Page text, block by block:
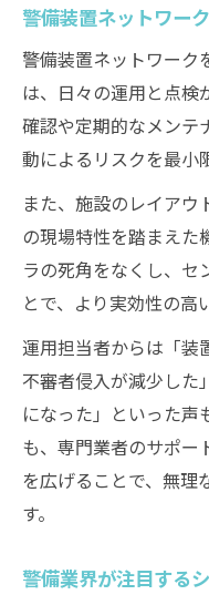
警備装置ネットワー
警備装置ネットワーク
は、日々の運用と点検
確認や定期的なメンテ
動によるリスクを最小
また、施設のレイアウ
の現場特性を踏まえた
ラの死角をなくし、セ
とで、より実効性の高
運用担当者からは「装
不審者侵入が減少した
になった」といった声
も、専門業者のサポー
を広げることで、無理
す。
警備業界が注目する